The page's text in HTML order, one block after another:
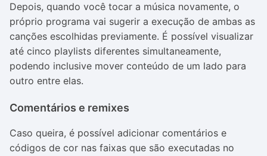
Depois, quando você tocar a música novamente, o
próprio programa vai sugerir a execução de ambas as
canções escolhidas previamente. É possível visualizar
até cinco playlists diferentes simultaneamente,
podendo inclusive mover conteúdo de um lado para
outro entre elas.
Comentários e remixes
Caso queira, é possível adicionar comentários e
códigos de cor nas faixas que são executadas no